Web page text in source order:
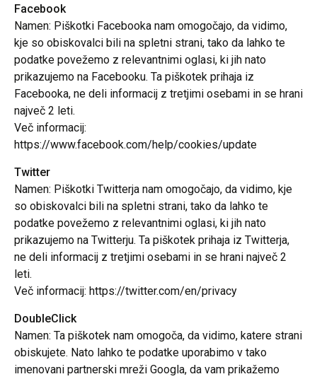
Facebook
Namen: Piškotki Facebooka nam omogočajo, da vidimo,
kje so obiskovalci bili na spletni strani, tako da lahko te
podatke povežemo z relevantnimi oglasi, ki jih nato
prikazujemo na Facebooku. Ta piškotek prihaja iz
Facebooka, ne deli informacij z tretjimi osebami in se hrani
največ 2 leti.
Več informacij:
https://www.facebook.com/help/cookies/update
Twitter
Namen: Piškotki Twitterja nam omogočajo, da vidimo, kje
so obiskovalci bili na spletni strani, tako da lahko te
podatke povežemo z relevantnimi oglasi, ki jih nato
prikazujemo na Twitterju. Ta piškotek prihaja iz Twitterja,
ne deli informacij z tretjimi osebami in se hrani največ 2
leti.
Več informacij: https://twitter.com/en/privacy
DoubleClick
Namen: Ta piškotek nam omogoča, da vidimo, katere strani
obiskujete. Nato lahko te podatke uporabimo v tako
imenovani partnerski mreži Googla, da vam prikažemo